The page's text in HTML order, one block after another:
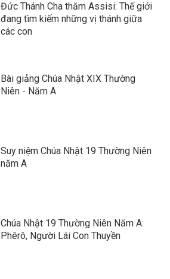
Đức Thánh Cha thăm Assisi: Thế giới
đang tìm kiếm những vị thánh giữa
các con
Bài giảng Chúa Nhật XIX Thường
Niên - Năm A
Suy niệm Chúa Nhật 19 Thường Niên
năm A
Chúa Nhật 19 Thường Niên Năm A:
Phêrô, Người Lái Con Thuyền